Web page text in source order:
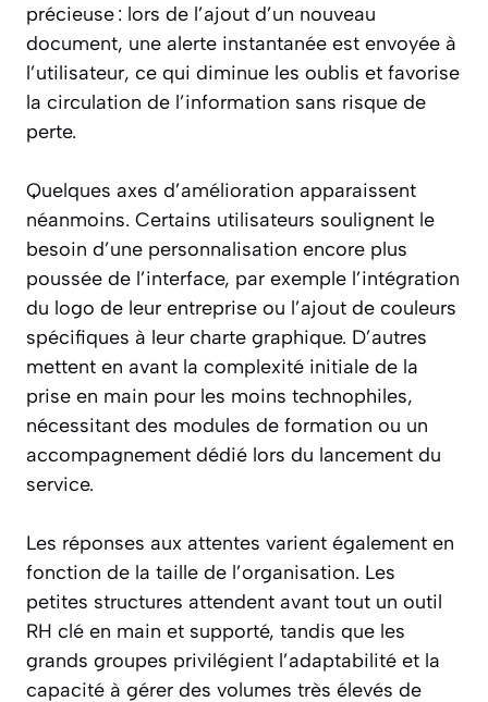
précieuse : lors de l’ajout d’un nouveau
document, une alerte instantanée est envoyée à
l’utilisateur, ce qui diminue les oublis et favorise
la circulation de l’information sans risque de
perte.
Quelques axes d’amélioration apparaissent
néanmoins. Certains utilisateurs soulignent le
besoin d’une personnalisation encore plus
poussée de l’interface, par exemple l’intégration
du logo de leur entreprise ou l’ajout de couleurs
spécifiques à leur charte graphique. D’autres
mettent en avant la complexité initiale de la
prise en main pour les moins technophiles,
nécessitant des modules de formation ou un
accompagnement dédié lors du lancement du
service.
Les réponses aux attentes varient également en
fonction de la taille de l’organisation. Les
petites structures attendent avant tout un outil
RH clé en main et supporté, tandis que les
grands groupes privilégient l’adaptabilité et la
capacité à gérer des volumes très élevés de